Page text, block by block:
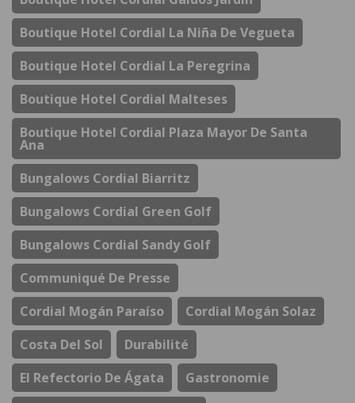
Boutique Hotel Cordial La Niña De Vegueta
Boutique Hotel Cordial La Peregrina
Boutique Hotel Cordial Malteses
Boutique Hotel Cordial Plaza Mayor De Santa
Ana
Bungalows Cordial Biarritz
Bungalows Cordial Green Golf
Bungalows Cordial Sandy Golf
Communiqué De Presse
Cordial Mogán Paraíso
Cordial Mogán Solaz
Costa Del Sol
Durabilité
El Refectorio De Ágata
Gastronomie